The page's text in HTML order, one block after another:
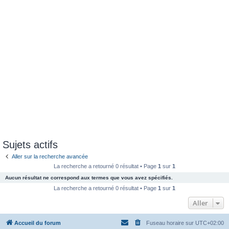
Sujets actifs
Aller sur la recherche avancée
La recherche a retourné 0 résultat • Page 1 sur 1
Aucun résultat ne correspond aux termes que vous avez spécifiés.
La recherche a retourné 0 résultat • Page 1 sur 1
Aller
Accueil du forum Fuseau horaire sur UTC+02:00